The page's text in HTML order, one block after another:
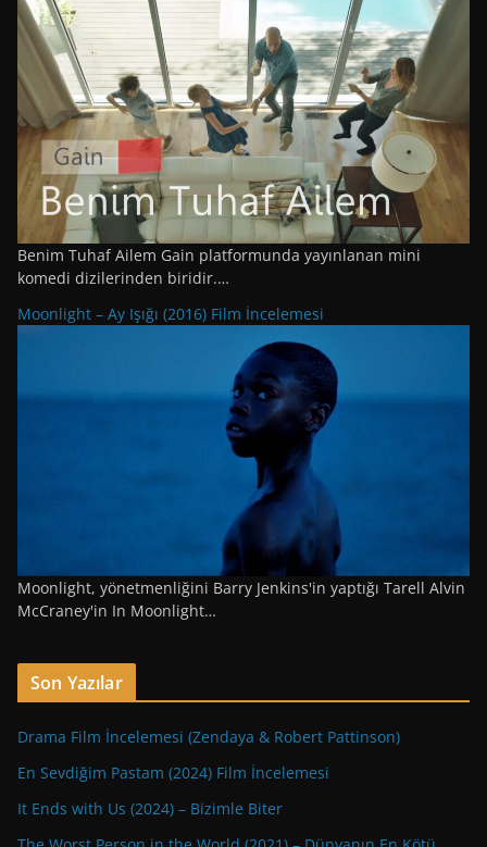
Benim Tuhaf Ailem Gain platformunda yayınlanan mini
komedi dizilerinden biridir.…
Moonlight – Ay Işığı (2016) Film İncelemesi
Moonlight, yönetmenliğini Barry Jenkins'in yaptığı Tarell Alvin
McCraney'in In Moonlight…
Son Yazılar
Drama Film İncelemesi (Zendaya & Robert Pattinson)
En Sevdiğim Pastam (2024) Film İncelemesi
It Ends with Us (2024) – Bizimle Biter